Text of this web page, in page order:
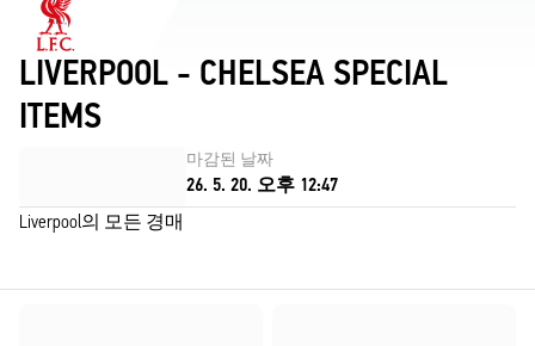
LIVERPOOL - CHELSEA SPECIAL
ITEMS
마감된 날짜
26. 5. 20. 오후 12:47
Liverpool의 모든 경매